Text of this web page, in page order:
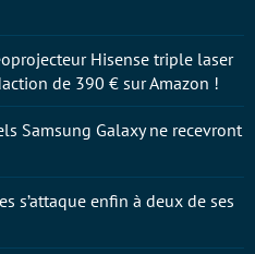
Hisense triple laser
de 390 € sur Amazon !
Samsung Galaxy ne recevront
s’attaque enfin à deux de ses